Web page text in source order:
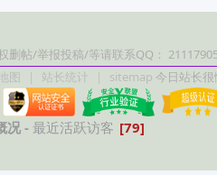
删帖/举报投稿/等请联系QQ：
图 | 站长统计 | sitemap 今日站长很
况 - 最近活跃访客 [79]